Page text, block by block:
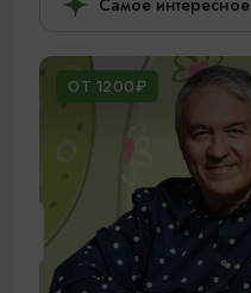
Самое интересное
ОТ 1200₽